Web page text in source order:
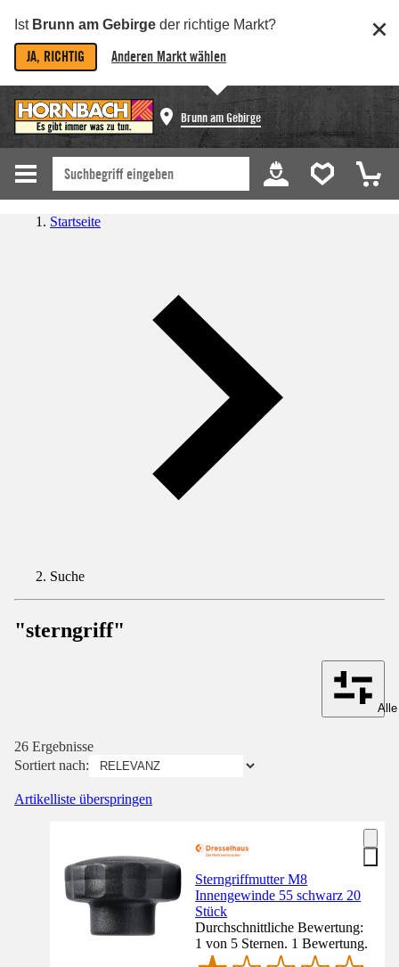
Ist Brunn am Gebirge der richtige Markt?
JA, RICHTIG Anderen Markt wählen
Brunn am Gebirge
Startseite
Suche
"sterngriff"
26 Ergebnisse
Sortiert nach:
Artikelliste überspringen
Sterngriffmutter M8
Innengewinde 55 schwarz 20
Stück
Durchschnittliche Bewertung:
1 von 5 Sternen. 1 Bewertung.